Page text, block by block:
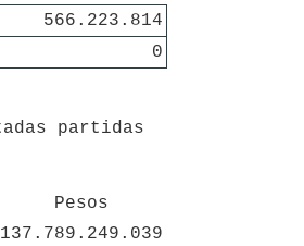
566.223.814
0
Pesos
137.789.249.039